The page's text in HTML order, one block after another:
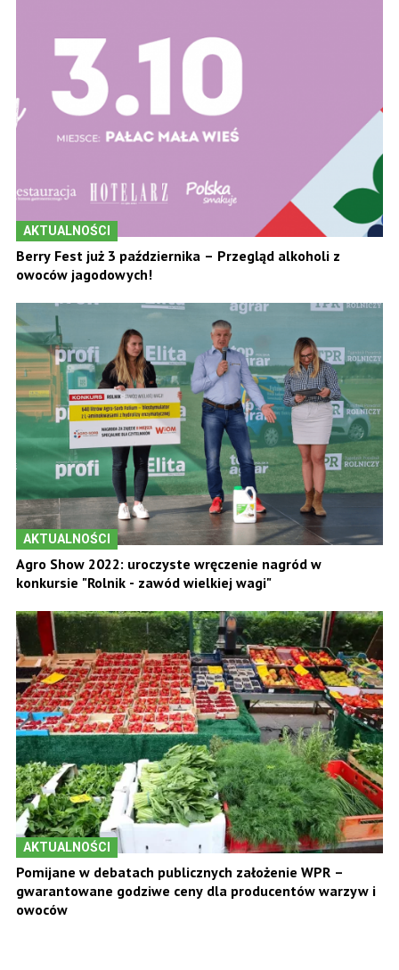
AKTUALNOŚCI
Berry Fest już 3 października – Przegląd alkoholi z
owoców jagodowych!
AKTUALNOŚCI
Agro Show 2022: uroczyste wręczenie nagród w
konkursie "Rolnik - zawód wielkiej wagi"
AKTUALNOŚCI
Pomijane w debatach publicznych założenie WPR –
gwarantowane godziwe ceny dla producentów warzyw i
owoców